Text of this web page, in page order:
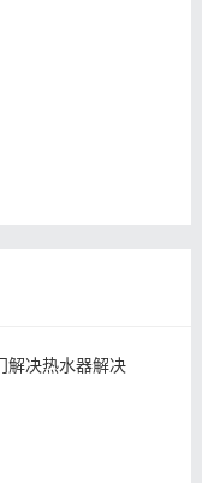
解决热水器解决